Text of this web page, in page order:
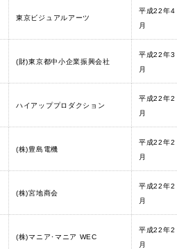
東京ビジュアルアーツ
平成22年4
月
(財)東京都中小企業振興会社
平成22年3
月
ハイアッププロダクション
平成22年2
月
(株)豊島電機
平成22年2
月
(株)宮地商会
平成22年2
月
(株)マニア･マニア WEC
平成22年2
月